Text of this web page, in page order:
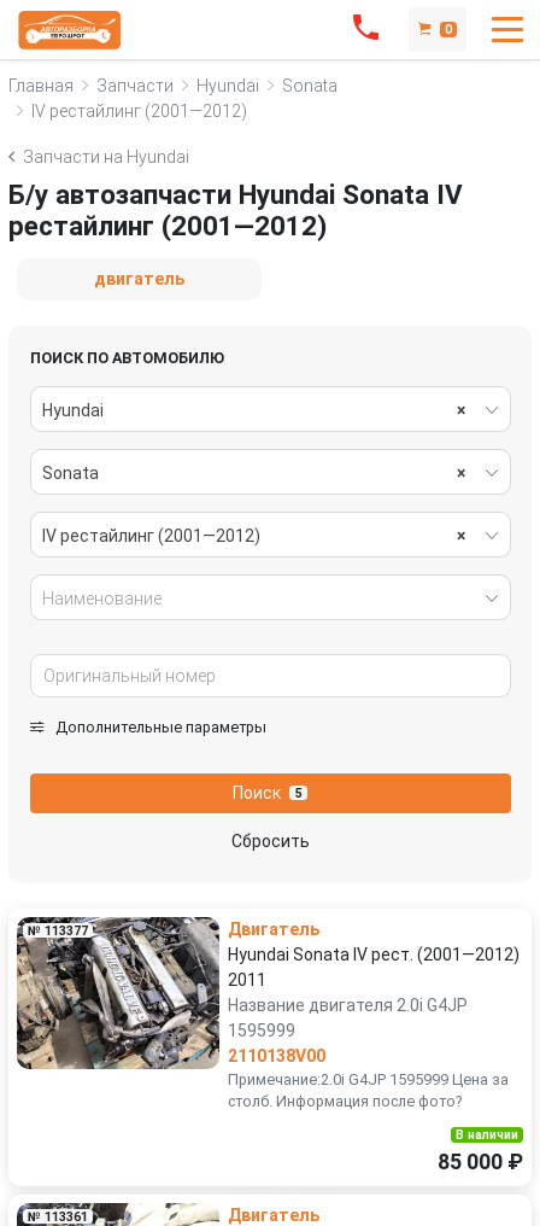
0
Главная Запчасти Hyundai
Sonata
IV рестайлинг (2001—2012)
Запчасти на Hyundai
Б/у автозапчасти Hyundai Sonata IV
рестайлинг (2001—2012)
двигатель
ПОИСК ПО АВТОМОБИЛЮ
×
Hyundai
×
Sonata
×
IV рестайлинг (2001—2012)
Наименование
Дополнительные параметры
Поиск 5
Сбросить
№ 113377
Двигатель
Hyundai Sonata IV рест. (2001—2012)
2011
Название двигателя 2.0i G4JP
1595999
2110138V00
Примечание:2.0i G4JP 1595999 Цена за
столб. Информация после фото?
В наличии
85 000 ₽
№ 113361
Двигатель